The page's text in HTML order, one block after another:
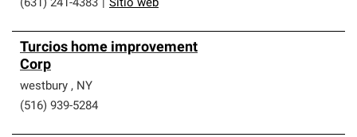
(631) 241-4383 Sitio web
Turcios home improvement
Corp
westbury , NY
(516) 939-5284